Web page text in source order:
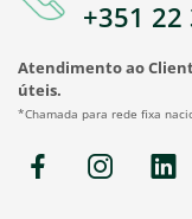
+351
Atendimento ao
úteis.
*Chamada para rede fixa